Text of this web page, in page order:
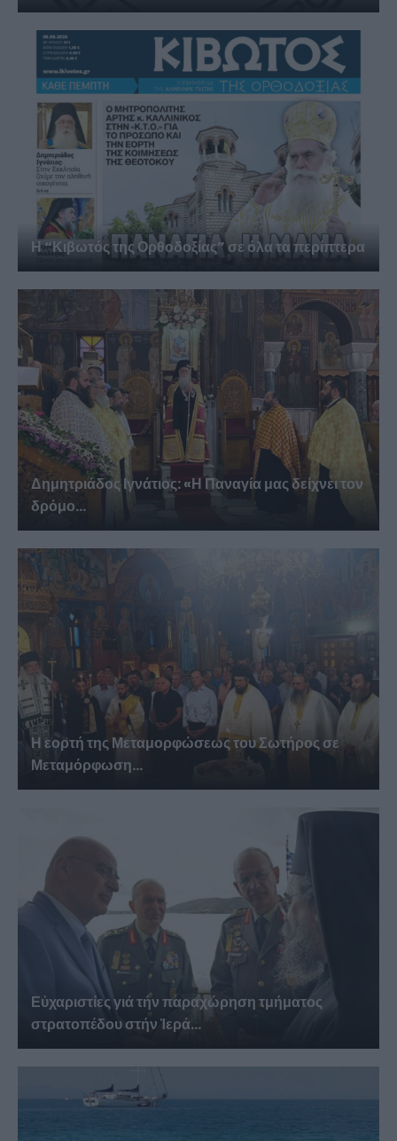
Η “Κιβωτός της Ορθοδοξίας” σε όλα τα περίπτερα
Δημητριάδος Ιγνάτιος: «Η Παναγία μας δείχνει τον
δρόμο...
Η εορτή της Μεταμορφώσεως του Σωτήρος σε
Μεταμόρφωση...
Εὐχαριστίες γιά τήν παραχώρηση τμήματος
στρατοπέδου στήν Ἱερά...